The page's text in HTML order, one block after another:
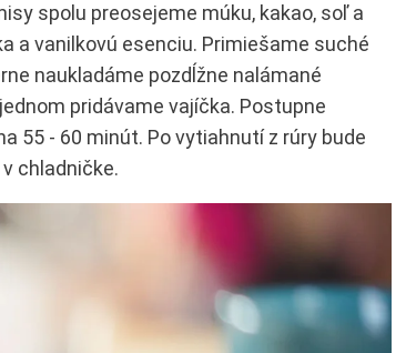
spolu preosejeme múku, kakao, soľ a
a vanilkovú esenciu. Primiešame suché
naukladáme pozdĺžne nalámané
pridávame vajíčka. Postupne
55 ‐ 60 minút. Po vytiahnutí z rúry bude
chladničke.